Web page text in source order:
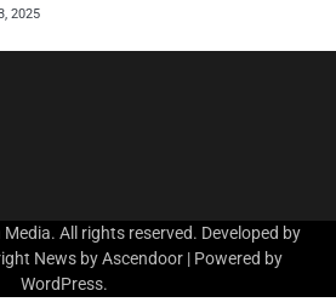
2025
All rights reserved. Developed by
News byAscendoor| Powered by
WordPress.